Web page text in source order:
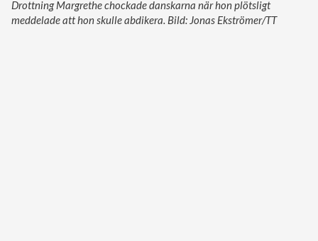
Drottning Margrethe chockade danskarna när hon plötsligt
meddelade att hon skulle abdikera. Bild: Jonas Ekströmer/TT